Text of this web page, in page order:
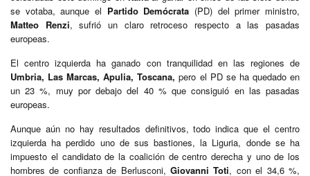
se votaba, aunque el Partido Demócrata (PD) del primer ministro,
Matteo Renzi, sufrió un claro retroceso respecto a las pasadas
europeas.
El centro izquierda ha ganado con tranquilidad en las regiones de
Umbria, Las Marcas, Apulia, Toscana, pero el PD se ha quedado en
un 23 %, muy por debajo del 40 % que consiguió en las pasadas
europeas.
Aunque aún no hay resultados definitivos, todo indica que el centro
izquierda ha perdido uno de sus bastiones, la Liguria, donde se ha
impuesto el candidato de la coalición de centro derecha y uno de los
hombres de confianza de Berlusconi, Giovanni Toti, con el 34,6 %,